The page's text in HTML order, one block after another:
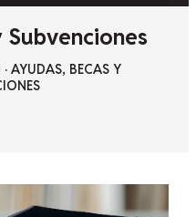
· AYUDAS, BECAS Y